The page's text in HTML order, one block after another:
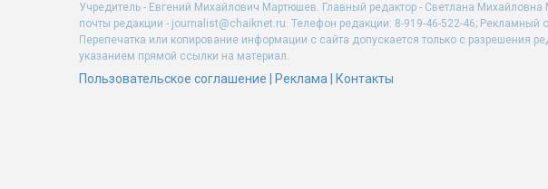
Учредитель - Евгений Михайлович Мартюшев. Главный редактор - Светлана
почты редакции - journalist@chaiknet.ru. Телефон редакции: 8-919-46-522-46; Рекламный
Перепечатка или копирование информации с сайта допускается только с разрешения
указанием прямой ссылки на материал.
Пользовательское соглашение Реклама Контакты